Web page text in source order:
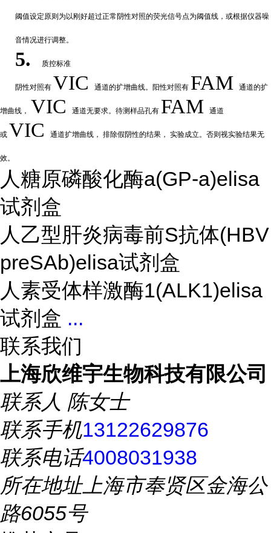
阈值设定原则为以刚好超过正常阴性对照的荧光信号点为阈值线，或根据仪器噪
音情况进行调整。
5. 质控标准
阴性对照有 VIC通道的扩增曲线。阳性对照有 FAM通道的扩
增曲线， VIC通道无要求。待测样品孔有 FAM通道
或 VIC 通道扩增曲线， 排除假阴性的结果， 实验成立。否则视实验结果无
效。
人糖原磷酸化酶a(GP-a)elisa
试剂盒
人乙型肝炎病毒前S抗体(HBV
preSAb)elisa试剂盒
人素受体样激酶1(ALK1)elisa
试剂盒 ...
联系我们
上海欣维宇生物科技有限公司
联系人 陈女士
联系手机13122629876
联系电话4008031938
所在地址上海市奉贤区金海公
路6055号